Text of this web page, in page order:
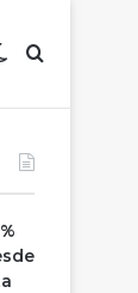
lateral
Switch skin
Buscar